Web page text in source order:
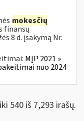
mokesčių
finansų
8 d. įsakymą Nr.
MĮP 2021 »
nuo 2024
540 iš 7,293 irašų.